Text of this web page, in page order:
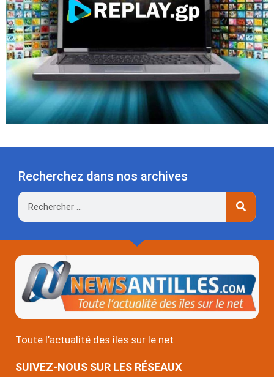
Recherchez dans nos archives
Rechercher
Toute l’actualité des îles sur le net
SUIVEZ-NOUS SUR LES RÉSEAUX